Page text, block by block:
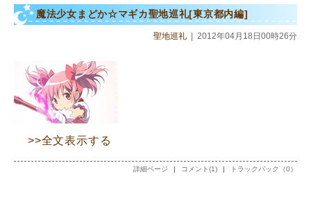
魔法少女まどか☆マギカ聖地巡礼[東京都内編]
聖地巡礼 | 2012年04月18日00時26分
>>全文表示する
詳細ページ | コメント(1) | トラックバック（0）